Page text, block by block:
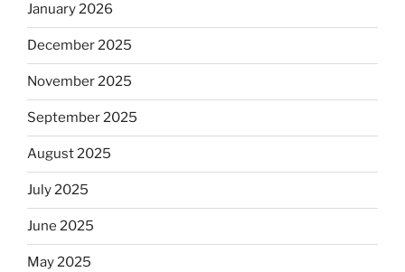
January 2026
December 2025
November 2025
September 2025
August 2025
July 2025
June 2025
May 2025